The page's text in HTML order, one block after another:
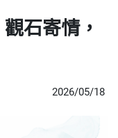
石寄情，
2026/05/18